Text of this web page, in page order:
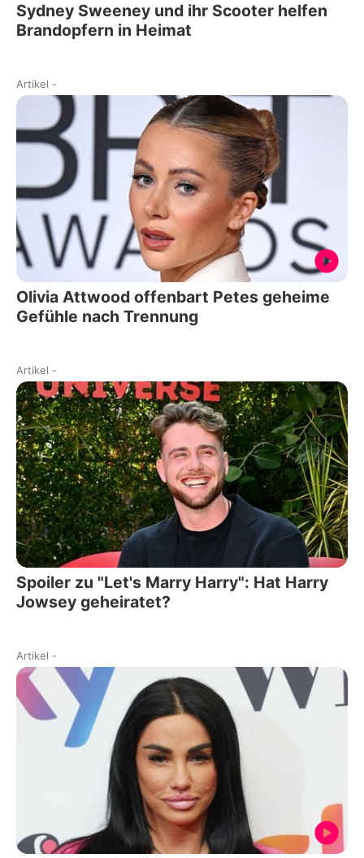
Sydney Sweeney und ihr Scooter helfen
Brandopfern in Heimat
Artikel -
Olivia Attwood offenbart Petes geheime
Gefühle nach Trennung
Artikel -
Spoiler zu "Let's Marry Harry": Hat Harry
Jowsey geheiratet?
Artikel -